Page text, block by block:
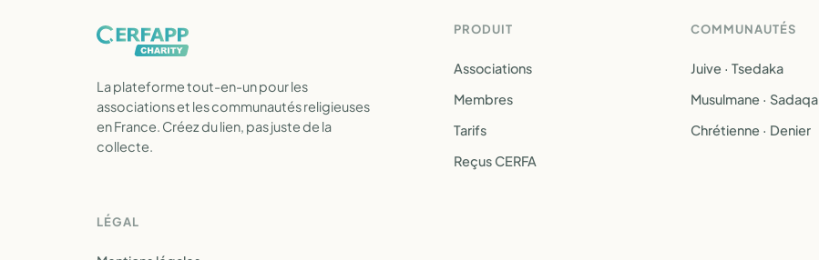
La plateforme tout-en-un pour les
associations et les communautés religieuses
en France. Créez du lien, pas juste de la
collecte.
PRODUIT
Associations
Membres
Tarifs
Reçus CERFA
COMMUNAUTÉS
Juive · Tsedaka
Musulmane · Sadaqa
Chrétienne · Denier
LÉGAL